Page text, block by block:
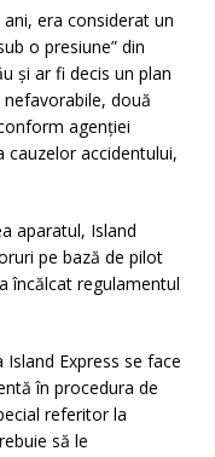
era considerat un
o presiune” din
şi ar fi decis un plan
două
agenţiei
cauzelor accidentului,
aparatul, Island
pe bază de pilot
încălcat regulamentul
Express se face
în procedura de
referitor la
să le